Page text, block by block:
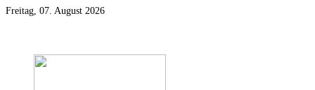
Freitag, 07. August 2026